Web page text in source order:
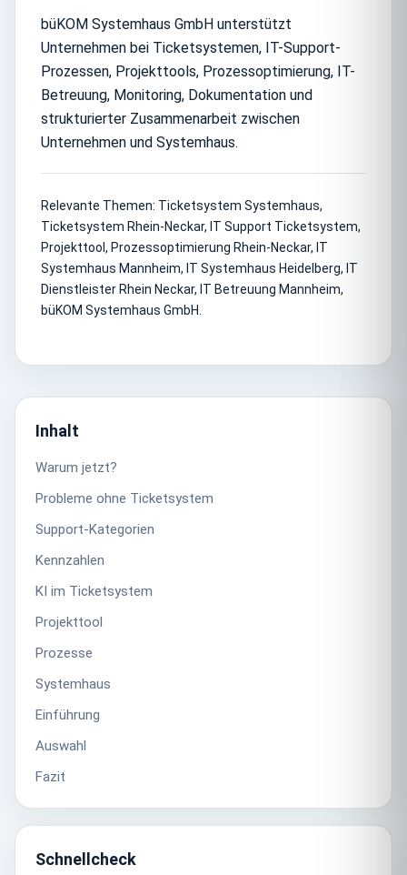
büKOM Systemhaus GmbH unterstützt
Unternehmen bei Ticketsystemen, IT-Support-
Prozessen, Projekttools, Prozessoptimierung, IT-
Betreuung, Monitoring, Dokumentation und
strukturierter Zusammenarbeit zwischen
Unternehmen und Systemhaus.
Relevante Themen: Ticketsystem Systemhaus,
Ticketsystem Rhein-Neckar, IT Support Ticketsystem,
Projekttool, Prozessoptimierung Rhein-Neckar, IT
Systemhaus Mannheim, IT Systemhaus Heidelberg, IT
Dienstleister Rhein Neckar, IT Betreuung Mannheim,
büKOM Systemhaus GmbH.
Inhalt
Warum jetzt?
Probleme ohne Ticketsystem
Support-Kategorien
Kennzahlen
KI im Ticketsystem
Projekttool
Prozesse
Systemhaus
Einführung
Auswahl
Fazit
Schnellcheck